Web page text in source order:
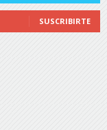
SUSCRIBIRTE